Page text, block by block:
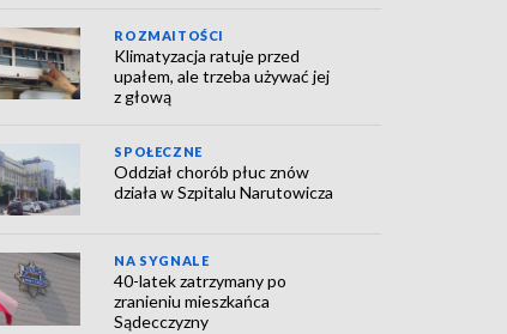
ROZMAITOŚCI
Klimatyzacja ratuje przed
upałem, ale trzeba używać jej
z głową
SPOŁECZNE
Oddział chorób płuc znów
działa w Szpitalu Narutowicza
NA SYGNALE
40-latek zatrzymany po
zranieniu mieszkańca
Sądecczyzny